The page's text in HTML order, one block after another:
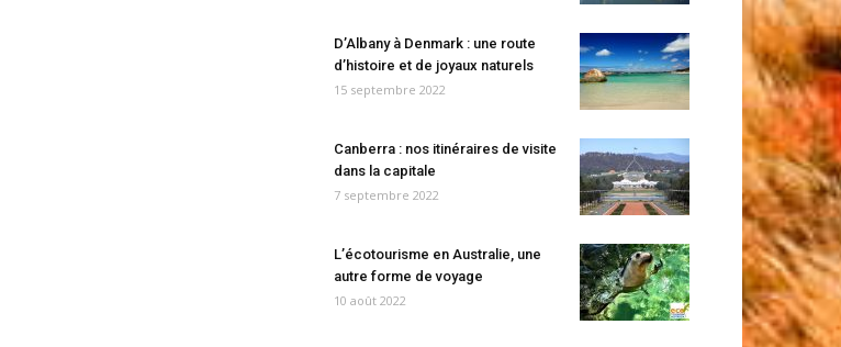
D’Albany à Denmark : une route
d’histoire et de joyaux naturels
15 septembre 2022
Canberra : nos itinéraires de visite
dans la capitale
7 septembre 2022
L’écotourisme en Australie, une
autre forme de voyage
10 août 2022